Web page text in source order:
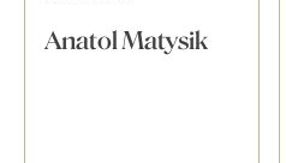
Anatol Matysik